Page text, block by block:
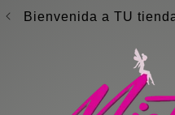
Compra en